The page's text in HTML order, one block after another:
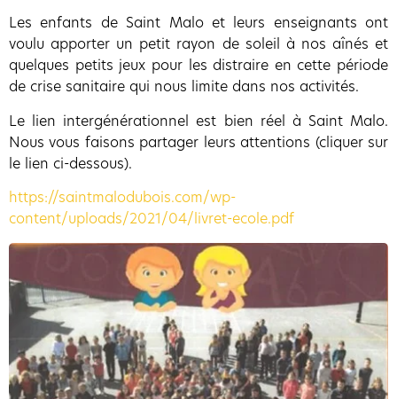
Les enfants de Saint Malo et leurs enseignants ont
voulu apporter un petit rayon de soleil à nos aînés et
quelques petits jeux pour les distraire en cette période
de crise sanitaire qui nous limite dans nos activités.
Le lien intergénérationnel est bien réel à Saint Malo.
Nous vous faisons partager leurs attentions (cliquer sur
le lien ci-dessous).
https://saintmalodubois.com/wp-
content/uploads/2021/04/livret-ecole.pdf